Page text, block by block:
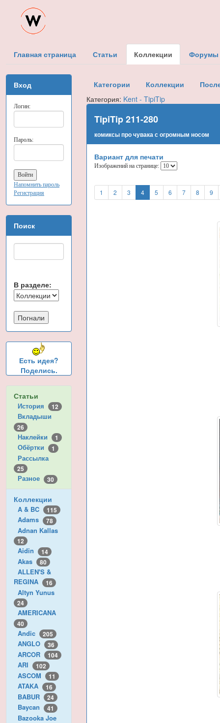
Главная страница Статьи Коллекции Форумы
Вход
Логин:
Пароль:
Напомнить пароль
Регистрация
Поиск
В разделе:
Есть идея?
Поделись.
Статьи
История 12
Вкладыши
26
Наклейки 1
Обёртки 1
Рассылка
25
Разное 30
Коллекции
A & BC 115
Adams 78
Adnan Kallas
12
Aidin 14
Akas 80
ALLEN'S &
REGINA
16
Altyn Yunus
24
AMERICANA
40
Andic 205
ANGLO 36
ARCOR 104
ARI 102
ASCOM 11
ATAKA 16
BABUR 24
Baycan 41
Bazooka Joe
Категории Коллекции
Категория: Kent - TipiTip
TipiTip 211-280
комиксы про чувака с огромным носом
Вариант для печати
Изображений на странице:
1 2 3 4 5 6 7 8 9